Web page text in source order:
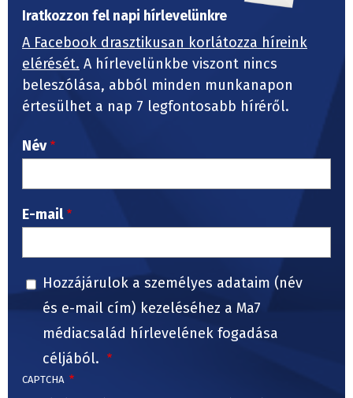
Iratkozzon fel napi hírlevelünkre
A Facebook drasztikusan korlátozza híreink
elérését. A hírlevelünkbe viszont nincs
beleszólása, abból minden munkanapon
értesülhet a nap 7 legfontosabb híréről.
Név
E-mail
Hozzájárulok a személyes adataim (név
és e-mail cím) kezeléséhez a Ma7
médiacsalád hírlevelének fogadása
céljából.
CAPTCHA